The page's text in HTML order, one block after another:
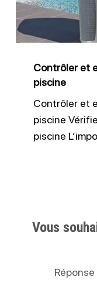
piscine
Contrôler et
piscine
Contrôler et
piscine
piscine
Vous